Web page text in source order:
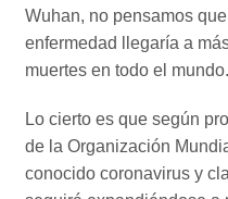
Wuhan, no pensamos
enfermedad llegaría a
muertes en todo el mundo.
Lo cierto es que según
de la Organización
conocido coronavirus y